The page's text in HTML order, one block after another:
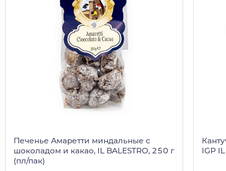
Печенье Амаретти миндальные с
шоколадом и какао, IL BALESTRO, 250 г
(пл/пак)
IGP